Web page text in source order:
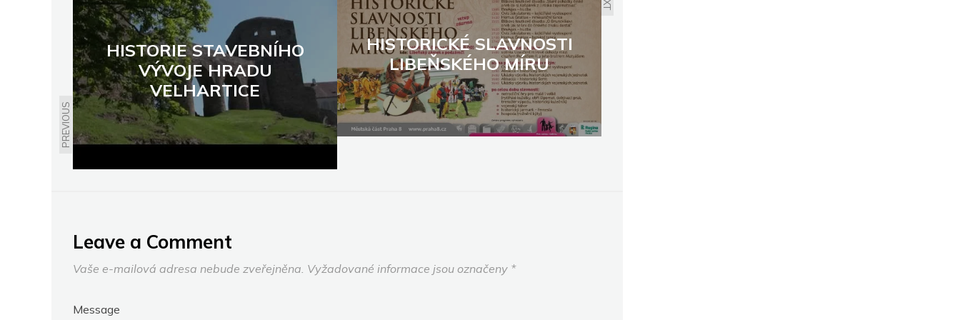
PREVIOUS
HISTORIE STAVEBNÍHO
VÝVOJE HRADU
VELHARTICE
HISTORICKÉ SLAVNOSTI
LIBEŇSKÉHO MÍRU
Leave a Comment
Vaše e-mailová adresa nebude zveřejněna. Vyžadované informace jsou označeny *
Message